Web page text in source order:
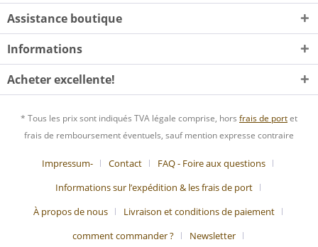
Assistance boutique
Informations
Acheter excellente!
* Tous les prix sont indiqués TVA légale comprise, hors frais de portet
frais de remboursement éventuels, sauf mention expresse contraire
Impressum- Contact
FAQ - Foire aux questions
Informations sur l’expédition & les frais de port
À propos de nous
Livraison et conditions de paiement
comment commander ?
Newsletter